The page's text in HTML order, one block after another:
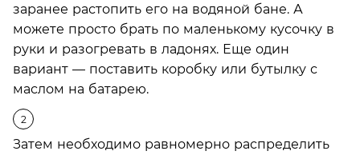
заранее растопить его на водяной бане. А
можете просто брать по маленькому кусочку в
руки и разогревать в ладонях. Еще один
вариант — поставить коробку или бутылку с
маслом на батарею.
Затем необходимо равномерно распределить